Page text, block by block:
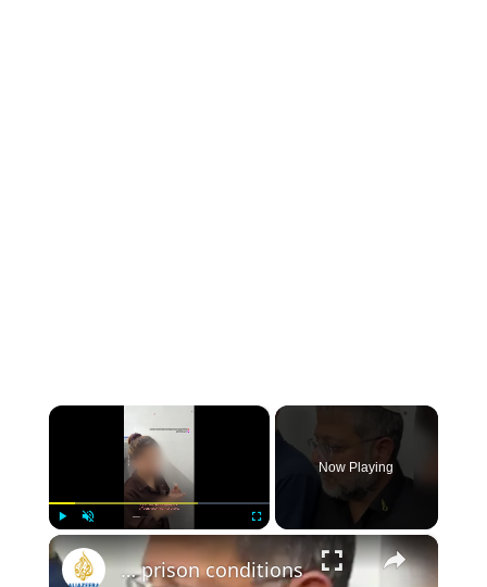
×
Now Playing
×
Ben-Gvir mocks Palestinian detainee over prison conditions